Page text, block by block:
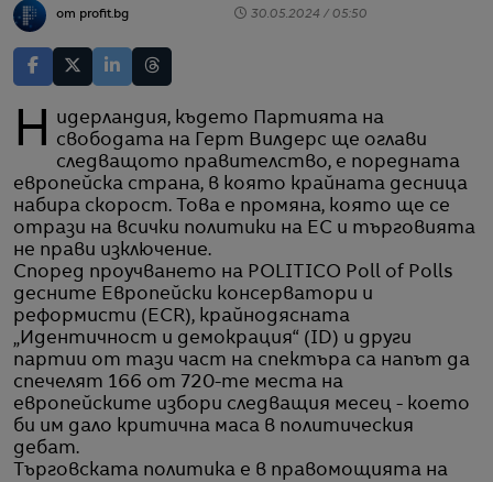
от profit.bg 30.05.2024 / 05:50
Нидерландия, където Партията на
свободата на Герт Вилдерс ще оглави
следващото правителство, е поредната
европейска страна, в която крайната десница
набира скорост. Това е промяна, която ще се
отрази на всички политики на ЕС и търговията
не прави изключение.
Според проучването на POLITICO Poll of Polls
десните Европейски консерватори и
реформисти (ECR), крайнодясната
„Идентичност и демокрация“ (ID) и други
партии от тази част на спектъра са напът да
спечелят 166 от 720-те места на
европейските избори следващия месец - което
би им дало критична маса в политическия
дебат.
Търговската политика е в правомощията на